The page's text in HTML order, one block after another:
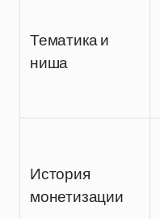
Тематика и
ниша
История
монетизации